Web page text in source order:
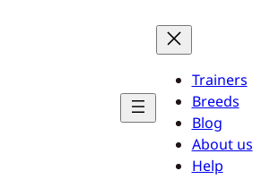
Trainers
Breeds
Blog
About us
Help